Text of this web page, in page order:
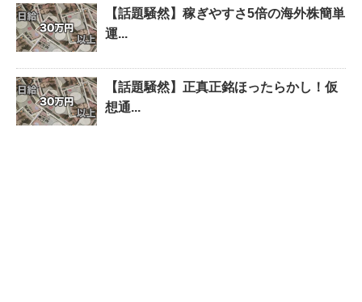
【話題騒然】稼ぎやすさ5倍の海外株簡単
運...
【話題騒然】正真正銘ほったらかし！仮
想通...